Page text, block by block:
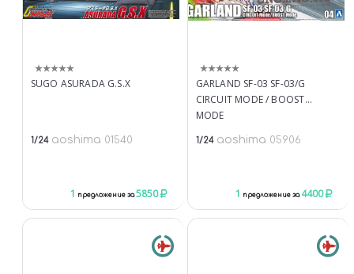
SUGO ASURADA G.S.X
1/24 aoshima 01540
1 предложение за5850
GARLAND SF-03 SF-03/G
CIRCUIT MODE / BOOST
MODE
1/24 aoshima 05906
1 предложение за 4400